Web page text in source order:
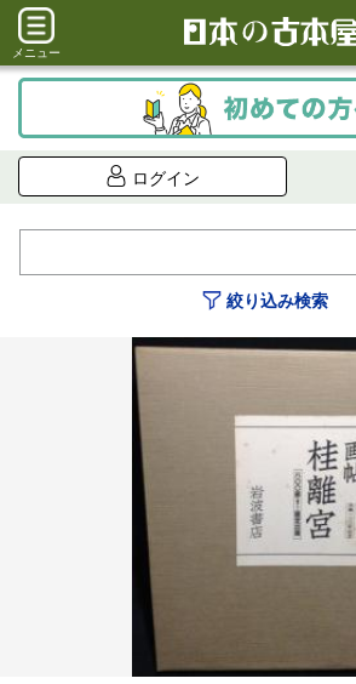
メニュー
ログイン
絞り込み検索